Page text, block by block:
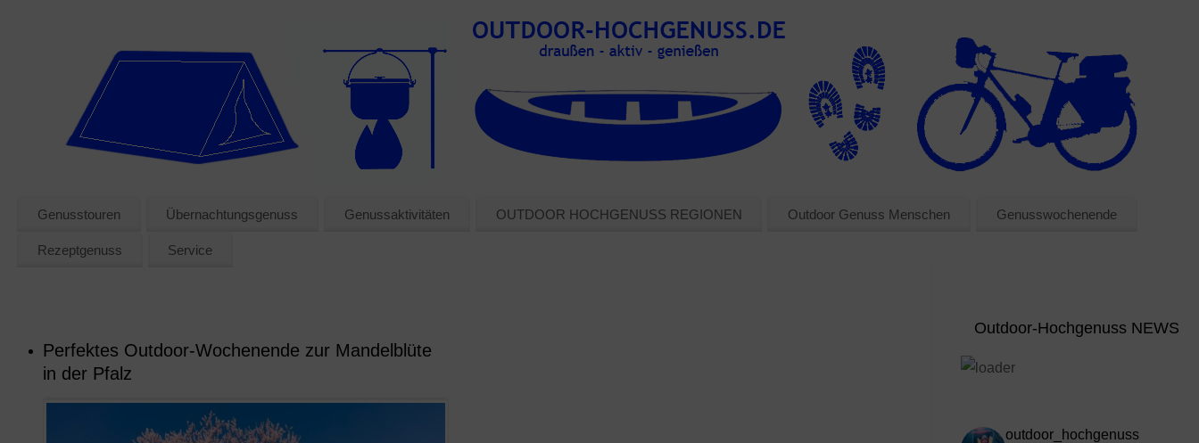
Genusstouren Übernachtungsgenuss Genussaktivitäten OUTDOOR HOCHGENUSS REGIONEN Outdoor Genuss Menschen Genusswochenende
Rezeptgenuss Service
Perfektes Outdoor-Wochenende zur Mandelblüte
in der Pfalz
Outdoor-Hochgenuss NEWS
outdoor_hochgenuss